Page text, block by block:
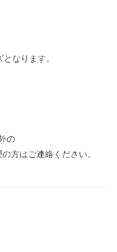
なります。
の
方はご連絡ください。